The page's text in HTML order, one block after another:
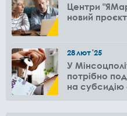
Центри
новий
28лют'25
У
потрібно
на субсидію